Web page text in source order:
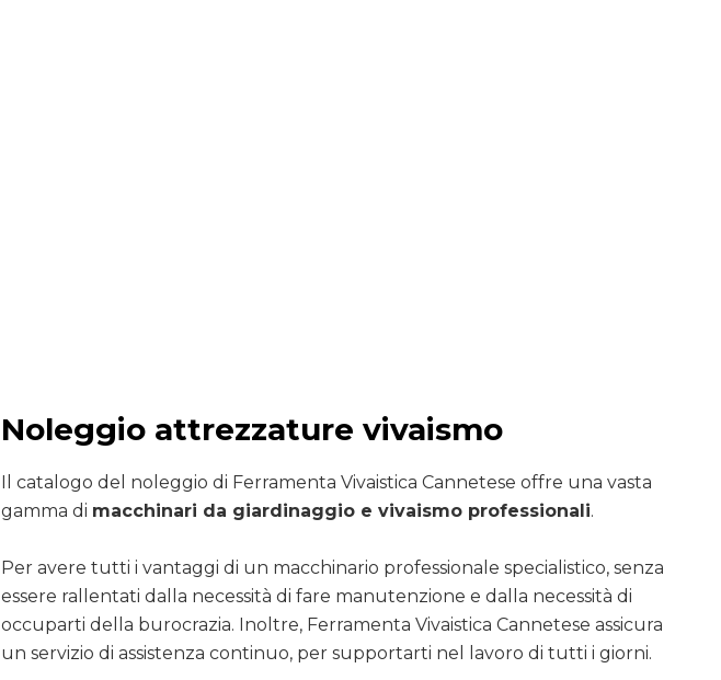
Noleggio attrezzature vivaismo
Il catalogo del noleggio di Ferramenta Vivaistica Cannetese offre una vasta
gamma di macchinari da giardinaggio e vivaismo professionali.
Per avere tutti i vantaggi di un macchinario professionale specialistico, senza
essere rallentati dalla necessità di fare manutenzione e dalla necessità di
occuparti della burocrazia. Inoltre, Ferramenta Vivaistica Cannetese assicura
un servizio di assistenza continuo, per supportarti nel lavoro di tutti i giorni.